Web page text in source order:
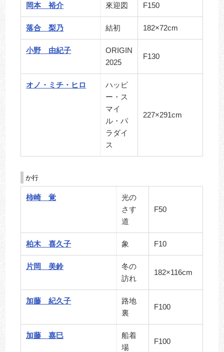
岡本 裕介 來迎図 F150
落合 梨乃 結初 182×72cm
小野 由紀子
ORIGIN
2025
F130
オノ・ミチ・ヒロ
ハッピ
ー・ス
マイ
ル・パ
ラダイ
ス
227×291cm
柿崎 覚
光の
さす
道
F50
柏木 喜久子 象 F10
片岡 美鈴
冬の
訪れ
182×116cm
加藤 紀久子
路地
裏
F100
加藤 嘉巳
船着
場
F100
か行